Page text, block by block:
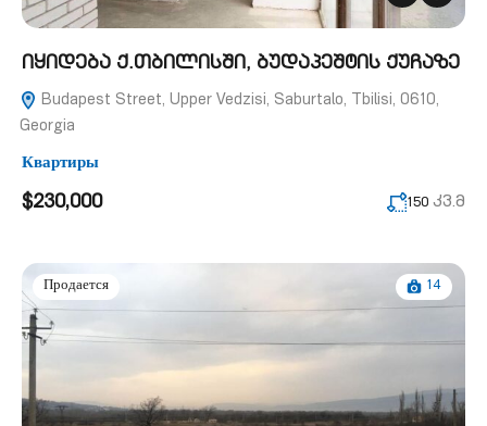
იყიდება ქ.თბილისში, ბუდაპეშტის ქუჩაზე
Budapest Street, Upper Vedzisi, Saburtalo, Tbilisi, 0610,
Georgia
Квартиры
$230,000 150 კვ.მ
Продается 14